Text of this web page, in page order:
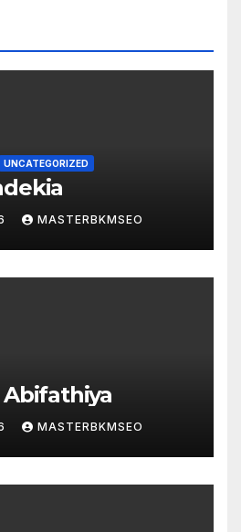
UNCATEGORIZED
MASTERBKMSEO
Abifathiya
MASTERBKMSEO